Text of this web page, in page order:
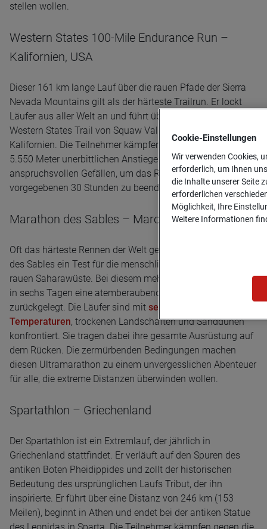
stellen wollen.
Western States 100-Mile Endurance Run –
Kalifornien, USA
Dieser 161 km lange Lauf über die rauen Pfade der Sierra
Nevada Mountains gilt als der härteste Trailrun. Er lockt
Läufer aus aller Welt an und führt über den historischen
Western States Trail von Squaw Valley zum Ziel in Auburn,
Kalifornien. Die Teilnehmer kämpfen mit sengender Hitze,
5.550 Meter unerbittlichen Anstiegen und 7.000 Meter
anspruchsvollen Gefällen, um das Rennen innerhalb der
vorgegebenen 30 Stunden zu beenden.
Marathon des Sables – Marokko
Oft das härteste Rennen der Welt genannt, ist der Marathon
des Sables ein Test für die menschliche Ausdauer in der
rauen Saharawüste. Bei diesem mehrstufigen Rennen wird
in sechs Tagen eine atemberaubende Strecke von 250 km
zurückgelegt. Die Läufer sind mit sengenden
Temperaturen, trockenen Landschaften und Sanddünen
konfrontiert. Sie tragen dabei ihre gesamte Ausrüstung auf
dem Rücken. Die zermürbenden Bedingungen machen
diesen Ultramarathon zu einem unvergesslichen Abenteuer
für alle, die extreme Distanzen überwinden wollen.
Spartathlon – Griechenland
Der Spartathlon ist ein Extremlauf, der jährlich in
Griechenland stattfindet. Er verläuft auf den Spuren des
antiken Boten Pheidippides und zollt der historischen
Bedeutung des ursprünglichen Laufs Tribut, der ihn
inspirierte. Er führt über eine Distanz von 246 km (153
Meilen), beginnt in Athen und endet bei der antiken Statue
Cookie-­Einstellungen
Wir verwenden Cookies,
erforderlich, um Ihnen
die Inhalte unserer Seite
erforderlichen
Möglichkeit, Ihre
Weitere Informationen